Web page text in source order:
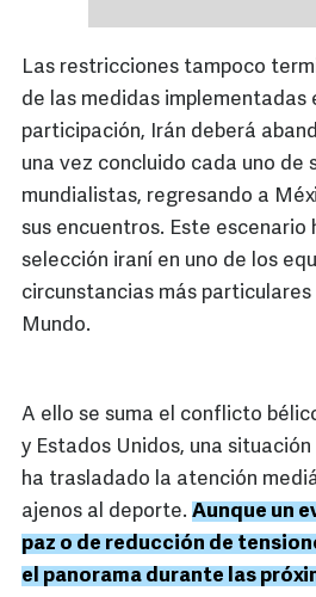
Las restricciones tampoco
de las medidas implementadas
participación, Irán deberá
una vez concluido cada uno de
mundialistas, regresando a
sus encuentros. Este escenario
selección iraní en uno de los
circunstancias más
Mundo.
A ello se suma el conflicto
y Estados Unidos, una
ha trasladado la atención
ajenos al deporte. Aunque un
paz o de reducción de
el panorama durante las